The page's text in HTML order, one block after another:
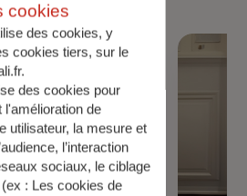
cookies
des cookies, y
cookies tiers, sur le
des cookies pour
l'amélioration de
utilisateur, la mesure et
l’interaction
sociaux, le ciblage
: Les cookies de